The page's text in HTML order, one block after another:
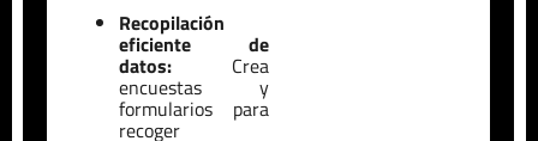
Recopilación
eficiente de
datos: Crea
encuestas y
formularios para
recoger